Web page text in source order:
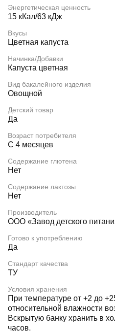
Энергетическая ценность
15 кКал/63 кДж
Вкусы
Цветная капуста
Начинка/Добавки
Капуста цветная
Вид бакалейного изделия
Овощной
Детский товар
Да
Возраст потребителя
С 4 месяцев
Содержание глютена
Нет
Содержание лактозы
Нет
Производитель
ООО «Завод детского
Готово к употреблению
Да
Стандарт качества
ТУ
Условия хранения
При температуре от +2 до
относительной влажности
Вскрытую банку хранить в
часов.